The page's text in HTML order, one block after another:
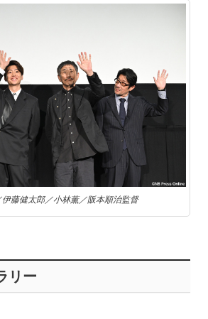
伊藤健太郎／小林薫／阪本順治監督
リー